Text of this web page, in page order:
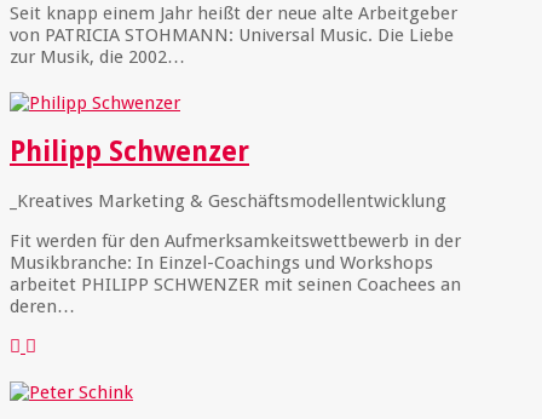
Seit knapp einem Jahr heißt der neue alte Arbeitgeber
von PATRICIA STOHMANN: Universal Music. Die Liebe
zur Musik, die 2002…
Philipp Schwenzer
_Kreatives Marketing & Geschäftsmodellentwicklung
Fit werden für den Aufmerksamkeitswettbewerb in der
Musikbranche: In Einzel-Coachings und Workshops
arbeitet PHILIPP SCHWENZER mit seinen Coachees an
deren…